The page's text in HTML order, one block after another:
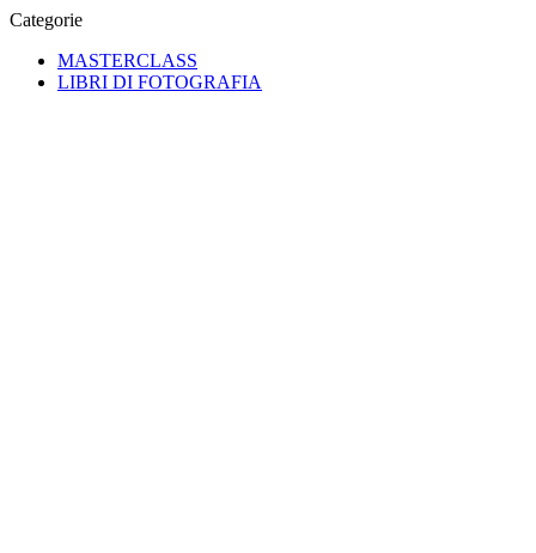
Categorie
MASTERCLASS
LIBRI DI FOTOGRAFIA